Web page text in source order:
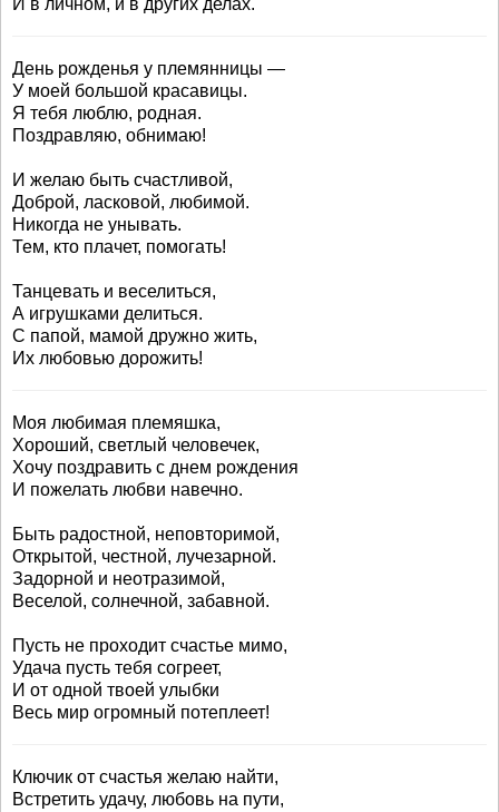
И в личном, и в других делах.
День рожденья у племянницы —
У моей большой красавицы.
Я тебя люблю, родная.
Поздравляю, обнимаю!
И желаю быть счастливой,
Доброй, ласковой, любимой.
Никогда не унывать.
Тем, кто плачет, помогать!
Танцевать и веселиться,
А игрушками делиться.
С папой, мамой дружно жить,
Их любовью дорожить!
Моя любимая племяшка,
Хороший, светлый человечек,
Хочу поздравить с днем рождения
И пожелать любви навечно.
Быть радостной, неповторимой,
Открытой, честной, лучезарной.
Задорной и неотразимой,
Веселой, солнечной, забавной.
Пусть не проходит счастье мимо,
Удача пусть тебя согреет,
И от одной твоей улыбки
Весь мир огромный потеплеет!
Ключик от счастья желаю найти,
Встретить удачу, любовь на пути,